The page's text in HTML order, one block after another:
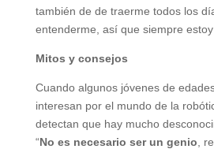
también de de traerme todos los
entenderme, así que siempre estoy
Mitos y consejos
Cuando algunos jóvenes de
interesan por el mundo de la
detectan que hay mucho
“No es necesario ser un genio ,